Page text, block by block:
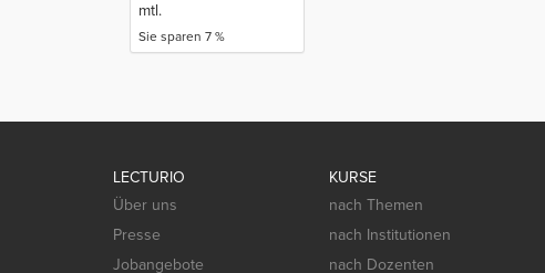
mtl.
Sie sparen 7 %
LECTURIO
Über uns
Presse
Jobangebote
KURSE
nach Themen
nach Institutionen
nach Dozenten